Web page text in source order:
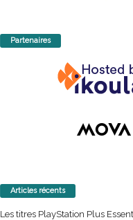
Partenaires
Articles récents
Les titres PlayStation Plus